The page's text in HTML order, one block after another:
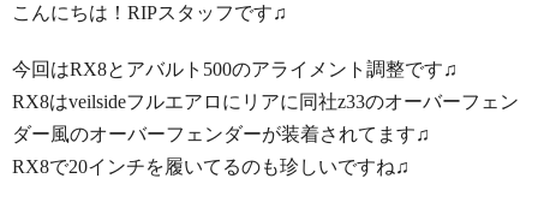
こんにちは！RIPスタッフです♫
今回はRX8とアバルト500のアライメント調整です♫
RX8はveilsideフルエアロにリアに同社z33のオーバーフェン
ダー風のオーバーフェンダーが装着されてます♫
RX8で20インチを履いてるのも珍しいですね♫